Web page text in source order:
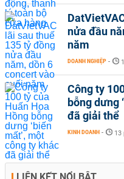
nửa đầu
năm
DOANH NGHIỆP -
Công ty
bỗng dưng
đã giải thể
KINH DOANH - 13